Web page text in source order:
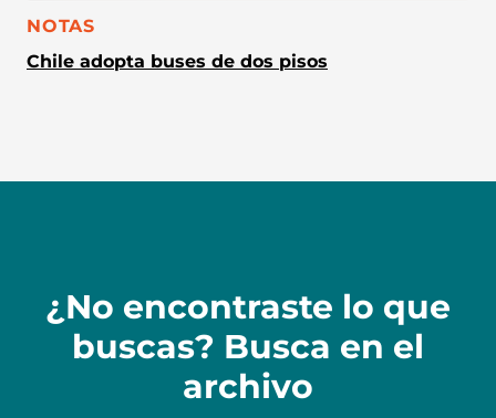
CATEGORÍA:
NOTAS
Chile adopta buses de dos pisos
¿No encontraste lo que
buscas? Busca en el
archivo